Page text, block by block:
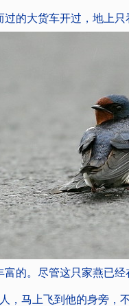
的大货车开过，地上只
富的。尽管这只家燕已
，马上飞到他的身旁，